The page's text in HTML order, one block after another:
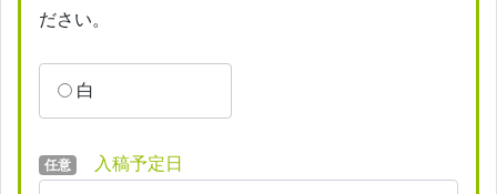
ださい。
白
任意 入稿予定日